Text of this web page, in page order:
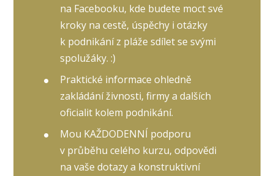
na Facebooku, kde budete moct své
kroky na cestě, úspěchy i otázky
k podnikání z pláže sdílet se svými
spolužáky. :)
Praktické informace ohledně
zakládání živnosti, firmy a dalších
oficialit kolem podnikání.
Mou KAŽDODENNÍ podporu
v průběhu celého kurzu, odpovědi
na vaše dotazy a konstruktivní